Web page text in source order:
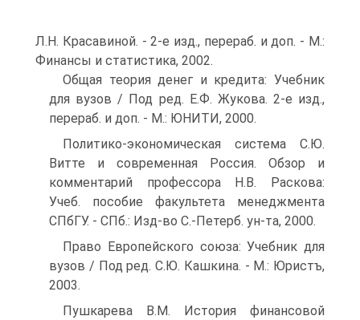
Л.Н. Красавиной. - 2-е изд., перераб. и доп. - М.:
Финансы и статистика, 2002.
Общая теория денег и кредита: Учебник
для вузов / Под ред. Е.Ф. Жукова. 2-е изд.,
перераб. и доп. - М.: ЮНИТИ, 2000.
Политико-экономическая система С.Ю.
Витте и современная Россия. Обзор и
комментарий профессора Н.В. Раскова:
Учеб. пособие факультета менеджмента
СПбГУ. - СПб.: Изд-во С.-Петерб. ун-та, 2000.
Право Европейского союза: Учебник для
вузов / Под ред. С.Ю. Кашкина. - М.: Юристъ,
2003.
Пушкарева В.М. История финансовой